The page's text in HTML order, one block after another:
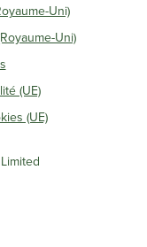
Uni)
Uni)
(UE)
(UE)